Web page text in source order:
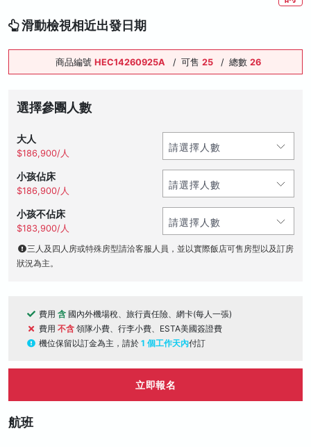
滑動檢視相近出發日期
商品編號 HEC14260925A / 可售 25 / 總數 26
選擇參團人數
大人
$186,900/人
小孩佔床
$186,900/人
小孩不佔床
$183,900/人
三人及四人房或特殊房型請洽客服人員，並以實際飯店可售房型以及訂房
狀況為主。
費用 含 國內外機場稅、旅行責任險、網卡(每人一張)
費用 不含 領隊小費、行李小費、ESTA美國簽證費
機位保留以訂金為主，請於 1 個工作天內付訂
立即報名
航班